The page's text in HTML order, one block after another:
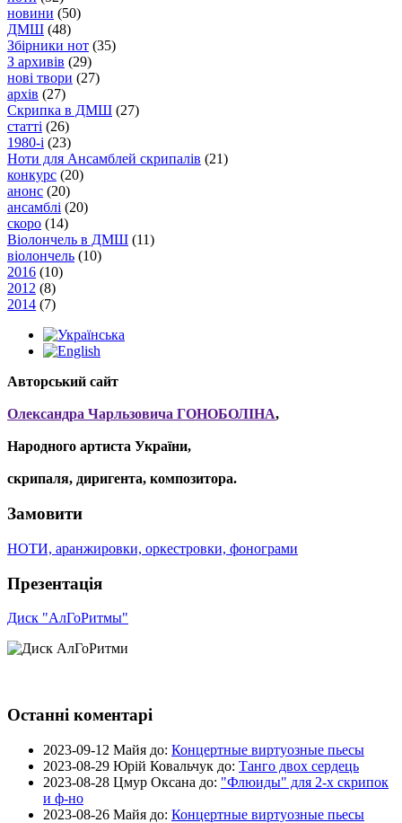
новини (50)
ДМШ (48)
Збірники нот (35)
З архивів (29)
нові твори (27)
архів (27)
Скрипка в ДМШ (27)
статті (26)
1980-і (23)
Ноти для Ансамблей скрипалів (21)
конкурс (20)
анонс (20)
ансамблі (20)
скоро (14)
Віолончель в ДМШ (11)
віолончель (10)
2016 (10)
2012 (8)
2014 (7)
Авторський сайт
Олександра Чарльзовича ГОНОБОЛІНА,
Народного артиста України,
скрипаля, диригента, композитора.
Замовити
НОТИ, аранжировки, оркестровки, фонограми
Презентація
Диск "АлГоРитмы"
Останні коментарі
2023-09-12 Майя до: Концертные виртуозные пьесы
2023-08-29 Юрій Ковальчук до: Танго двох сердець
2023-08-28 Цмур Оксана до: "Флюиды" для 2-х скрипок
и ф-но
2023-08-26 Майя до: Концертные виртуозные пьесы